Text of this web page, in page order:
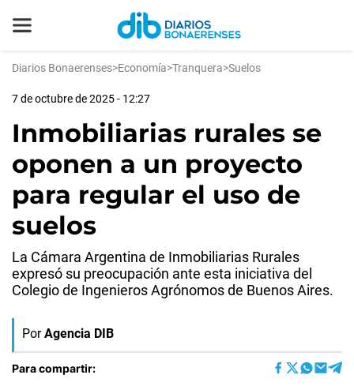
Diarios Bonaerenses>Economía>Tranquera>Suelos
7 de octubre de 2025 - 12:27
Inmobiliarias rurales se
oponen a un proyecto
para regular el uso de
suelos
La Cámara Argentina de Inmobiliarias Rurales
expresó su preocupación ante esta iniciativa del
Colegio de Ingenieros Agrónomos de Buenos Aires.
Por Agencia DIB
Para compartir: